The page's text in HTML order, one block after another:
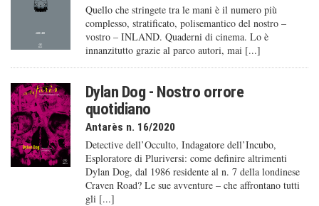
Quello che stringete tra le mani è il numero più
complesso, stratificato, polisemantico del nostro –
vostro – INLAND. Quaderni di cinema. Lo è
innanzitutto grazie al parco autori, mai [...]
Dylan Dog - Nostro orrore
quotidiano
Antarès n. 16/2020
Detective dell’Occulto, Indagatore dell’Incubo,
Esploratore di Pluriversi: come definire altrimenti
Dylan Dog, dal 1986 residente al n. 7 della londinese
Craven Road? Le sue avventure – che affrontano tutti
gli [...]